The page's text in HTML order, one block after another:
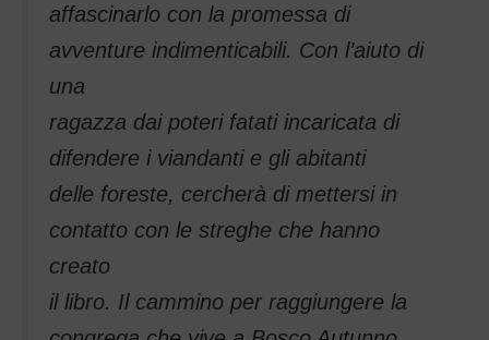
affascinarlo con la promessa di
avventure indimenticabili. Con l’aiuto di
una
ragazza dai poteri fatati incaricata di
difendere i viandanti e gli abitanti
delle foreste, cercherà di mettersi in
contatto con le streghe che hanno
creato
il libro. Il cammino per raggiungere la